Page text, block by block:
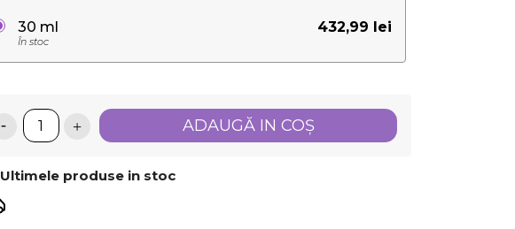
432,99 lei
30 ml
În stoc
ADAUGĂ IN COŞ
Ultimele produse in stoc